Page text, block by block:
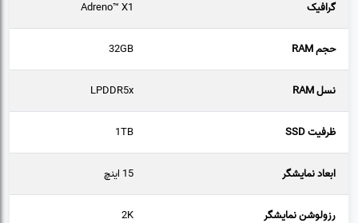
گرافیک Adreno™ X1
حجم RAM 32GB
نسل RAM LPDDR5x
ظرفیت SSD 1TB
ابعاد نمایشگر 15 اینچ
رزولوشن نمایشگر 2K